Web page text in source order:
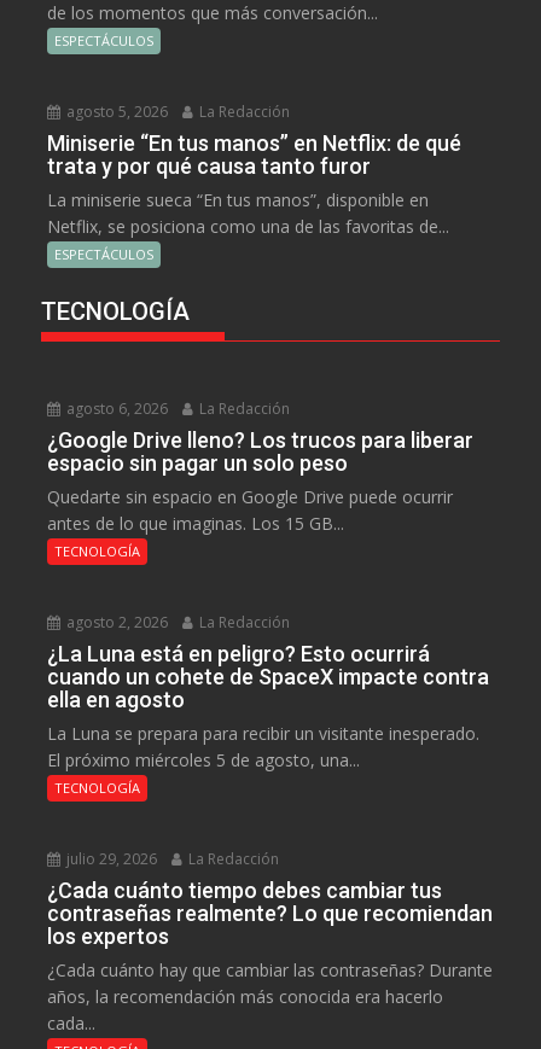
de los momentos que más conversación...
ESPECTÁCULOS
agosto 5, 2026 La Redacción
Miniserie “En tus manos” en Netflix: de qué
trata y por qué causa tanto furor
La miniserie sueca “En tus manos”, disponible en
Netflix, se posiciona como una de las favoritas de...
ESPECTÁCULOS
TECNOLOGÍA
agosto 6, 2026 La Redacción
¿Google Drive lleno? Los trucos para liberar
espacio sin pagar un solo peso
Quedarte sin espacio en Google Drive puede ocurrir
antes de lo que imaginas. Los 15 GB...
TECNOLOGÍA
agosto 2, 2026 La Redacción
¿La Luna está en peligro? Esto ocurrirá
cuando un cohete de SpaceX impacte contra
ella en agosto
La Luna se prepara para recibir un visitante inesperado.
El próximo miércoles 5 de agosto, una...
TECNOLOGÍA
julio 29, 2026 La Redacción
¿Cada cuánto tiempo debes cambiar tus
contraseñas realmente? Lo que recomiendan
los expertos
¿Cada cuánto hay que cambiar las contraseñas? Durante
años, la recomendación más conocida era hacerlo
cada...